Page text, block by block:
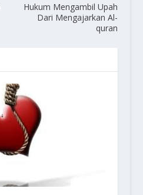
Hukum Mengambil Upah
Dari Mengajarkan Al-
quran